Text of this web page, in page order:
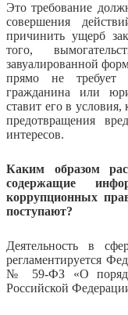
Это требование
совершения
причинить ущерб
того,
завуалированной
прямо не требует
гражданина или
ставит его в
предотвращения
интересов.
Каким образом
содержащие
коррупционных
поступают?
Деятельность в
регламентируется
№ 59-ФЗ «О
Российской